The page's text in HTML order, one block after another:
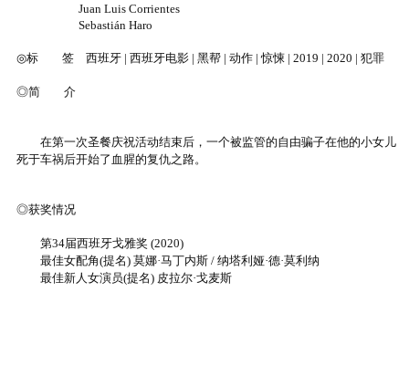
Juan Luis Corrientes
Sebastián Haro
◎标 签 西班牙 | 西班牙电影 | 黑帮 | 动作 | 惊悚 | 2019 | 2020 | 犯罪
◎简 介
在第一次圣餐庆祝活动结束后，一个被监管的自由骗子在他的小女儿
死于车祸后开始了血腥的复仇之路。
◎获奖情况
第34届西班牙戈雅奖 (2020)
最佳女配角(提名) 莫娜·马丁内斯 / 纳塔利娅·德·莫利纳
最佳新人女演员(提名) 皮拉尔·戈麦斯